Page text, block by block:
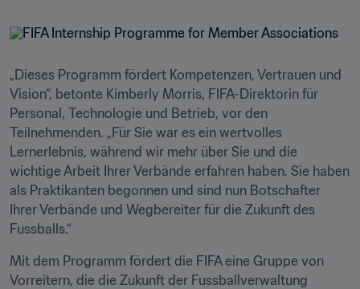
„Dieses Programm fördert Kompetenzen, Vertrauen und
Vision“, betonte Kimberly Morris, FIFA-Direktorin für
Personal, Technologie und Betrieb, vor den
Teilnehmenden. „Für Sie war es ein wertvolles
Lernerlebnis, während wir mehr über Sie und die
wichtige Arbeit Ihrer Verbände erfahren haben. Sie haben
als Praktikanten begonnen und sind nun Botschafter
Ihrer Verbände und Wegbereiter für die Zukunft des
Fussballs.“
Mit dem Programm fördert die FIFA eine Gruppe von
Vorreitern, die die Zukunft der Fussballverwaltung